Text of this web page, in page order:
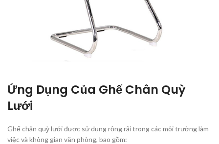
Ứng Dụng Của Ghế Chân Quỳ
Lưới
Ghế chân quỳ lưới được sử dụng rộng rãi trong các môi trường làm
việc và không gian văn phòng, bao gồm: